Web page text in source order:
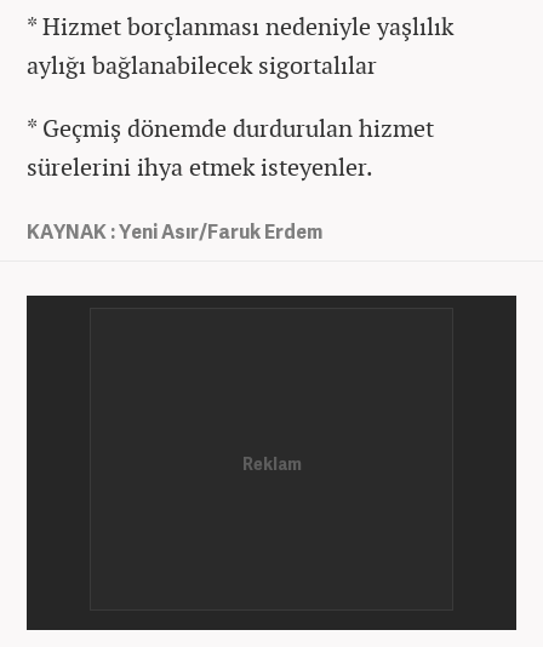
* Hizmet borçlanması nedeniyle yaşlılık
aylığı bağlanabilecek sigortalılar
* Geçmiş dönemde durdurulan hizmet
sürelerini ihya etmek isteyenler.
KAYNAK : Yeni Asır/Faruk Erdem